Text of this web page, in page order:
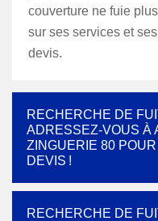
couverture ne fuie
sur ses services et
devis.
RECHERCHE DE
ADRESSEZ-VOUS À
ZINGUERIE 80
DEVIS !
RECHERCHE DE